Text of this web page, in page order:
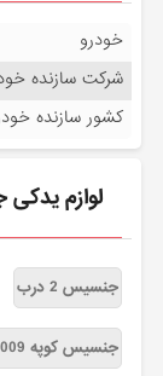
خودرو
شرکت سازنده
کشور سازنده
لوازم
جنسیس 2 درب
جنسیس کوپه 2009